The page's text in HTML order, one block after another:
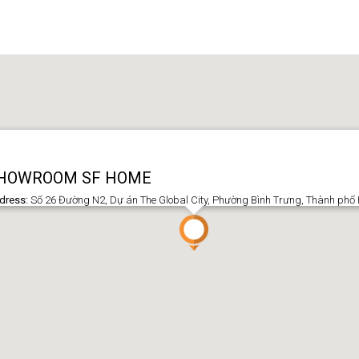
SF HOME
Số 26 Đường N2, Dự án The Global City, Phường Bình Trưng, Thành phố